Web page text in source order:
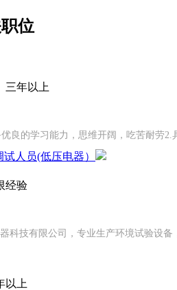
位
年以上
优良的学习能力，思维开阔，吃苦耐劳
人员(低压电器）
经验
科技有限公司，专业生产环境试验设
以上